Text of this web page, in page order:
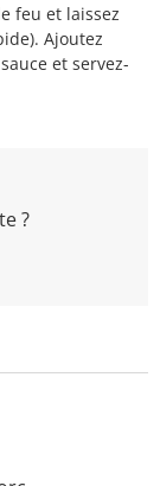
feu et laissez
Ajoutez
et servez-
?